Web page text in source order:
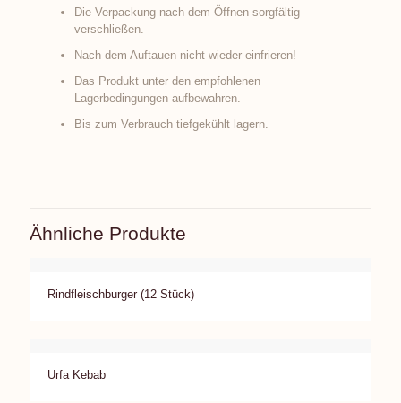
Die Verpackung nach dem Öffnen sorgfältig
verschließen.
Nach dem Auftauen nicht wieder einfrieren!
Das Produkt unter den empfohlenen
Lagerbedingungen aufbewahren.
Bis zum Verbrauch tiefgekühlt lagern.
Ähnliche Produkte
Rindfleischburger (12 Stück)
Urfa Kebab